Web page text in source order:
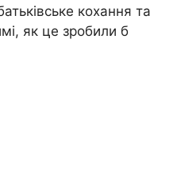
кохання та
як це зробили б